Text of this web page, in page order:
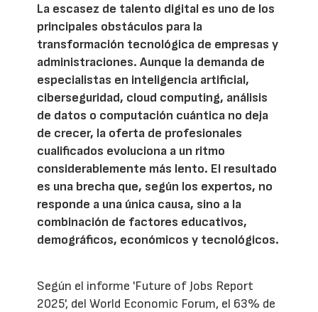
La escasez de talento digital es uno de los
principales obstáculos para la
transformación tecnológica de empresas y
administraciones. Aunque la demanda de
especialistas en inteligencia artificial,
ciberseguridad, cloud computing, análisis
de datos o computación cuántica no deja
de crecer, la oferta de profesionales
cualificados evoluciona a un ritmo
considerablemente más lento. El resultado
es una brecha que, según los expertos, no
responde a una única causa, sino a la
combinación de factores educativos,
demográficos, económicos y tecnológicos.
Según el informe 'Future of Jobs Report
2025', del World Economic Forum, el 63% de